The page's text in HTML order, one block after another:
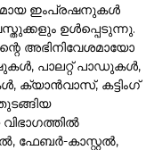
ഇംപ്രഷനുകൾ
ഉൾപ്പെടുന്നു.
അഭിനിവേശമായോ
പാലറ്റ് പാഡുകൾ,
ക്യാൻവാസ്, കട്ടിംഗ്
ഫേബർ-കാസ്റ്റൽ,